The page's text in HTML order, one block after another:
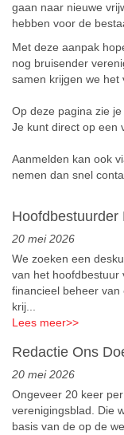
gaan naar nieuwe
hebben voor de
Met deze aanpak
nog bruisender
samen krijgen we het
Op deze pagina zie
Je kunt direct op een
Aanmelden kan ook
nemen dan snel
Hoofdbestuurder
20 mei 2026
We zoeken een
van het hoofdbestuur
financieel beheer
krij...
Lees meer>>
Redactie Ons
20 mei 2026
Ongeveer 20 keer
verenigingsblad. Die
basis van de op de